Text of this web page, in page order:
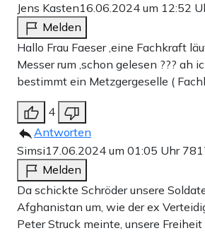
Jens Kasten16.06.2024 um 12:52
Melden
Hallo Frau Faeser ,eine Fachkraft
Messer rum ,schon gelesen ??? ah
bestimmt ein Metzgergeselle (
4
Antworten
Simsi17.06.2024 um 01:05 Uhr
Melden
Da schickte Schröder unsere
Afghanistan um, wie der ex
Peter Struck meinte, unsere